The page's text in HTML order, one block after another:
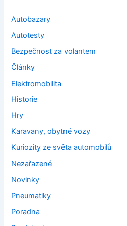
Autobazary
Autotesty
Bezpečnost za volantem
Články
Elektromobilita
Historie
Hry
Karavany, obytné vozy
Kuriozity ze světa automobilů
Nezařazené
Novinky
Pneumatiky
Poradna